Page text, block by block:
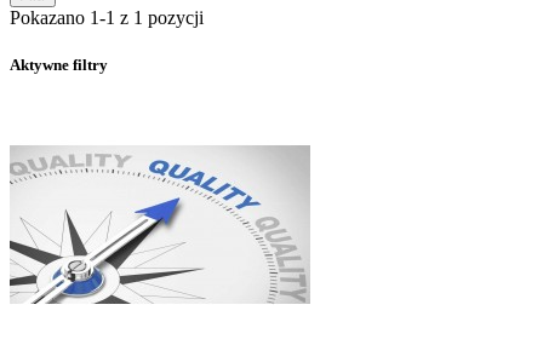
Pokazano 1-1 z 1 pozycji
Aktywne filtry